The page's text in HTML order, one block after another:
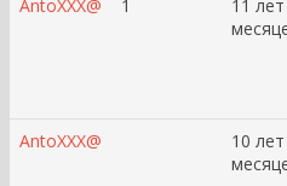
AntoXXX@ 1
11
AntoXXX@
10